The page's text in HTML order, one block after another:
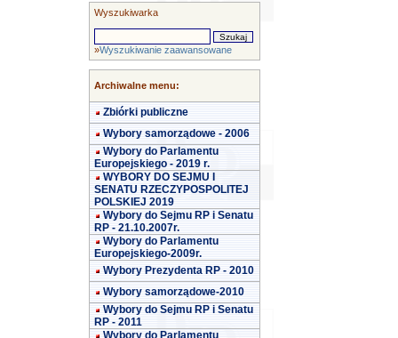
Wyszukiwarka
»Wyszukiwanie zaawansowane
Archiwalne menu:
Zbiórki publiczne
Wybory samorządowe - 2006
Wybory do Parlamentu
Europejskiego - 2019 r.
WYBORY DO SEJMU I
SENATU RZECZYPOSPOLITEJ
POLSKIEJ 2019
Wybory do Sejmu RP i Senatu
RP - 21.10.2007r.
Wybory do Parlamentu
Europejskiego-2009r.
Wybory Prezydenta RP - 2010
Wybory samorządowe-2010
Wybory do Sejmu RP i Senatu
RP - 2011
Wybory do Parlamentu